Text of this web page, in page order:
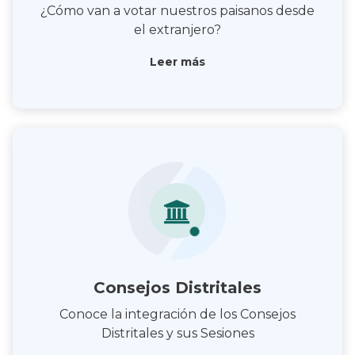
¿Cómo van a votar nuestros paisanos desde
el extranjero?
Leer más
Consejos Distritales
Conoce la integración de los Consejos
Distritales y sus Sesiones